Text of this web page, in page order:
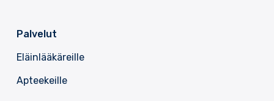
Palvelut
Eläinlääkäreille
Apteekeille